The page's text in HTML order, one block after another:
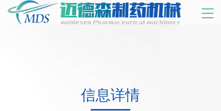
信息详情